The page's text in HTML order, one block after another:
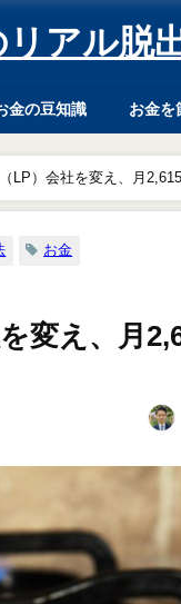
アル脱
金の豆知識 お金を
LP）会社を変え、月2,615
お金
変え、月